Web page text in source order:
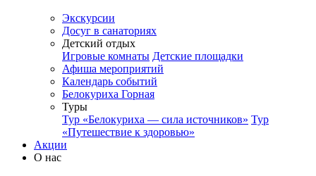
Экскурсии
Досуг в санаториях
Детский отдых
Игровые комнаты Детские площадки
Афиша мероприятий
Календарь событий
Белокуриха Горная
Туры
Тур «Белокуриха — сила источников» Тур
«Путешествие к здоровью»
Акции
О нас